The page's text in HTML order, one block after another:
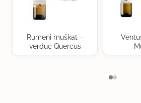
Rumeni muškat –
verduc Quercus